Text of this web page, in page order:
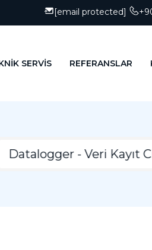
[email protected]
SERVİS REFERANSLAR
- Veri Kayıt